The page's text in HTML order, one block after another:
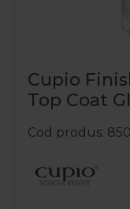
Cupio
Top Coat
Cod produs